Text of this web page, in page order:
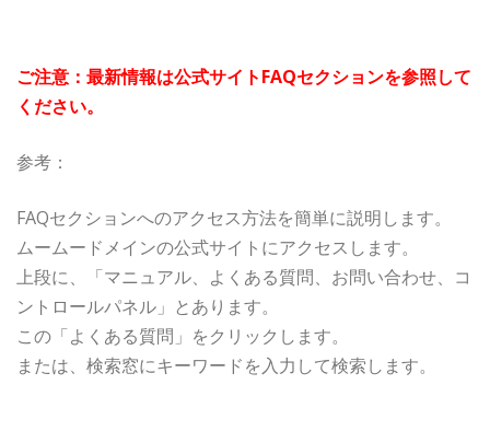
ご注意：最新情報は公式サイトFAQセクションを参照して
ください。
参考：
FAQセクションへのアクセス方法を簡単に説明します。
ムームードメインの公式サイトにアクセスします。
上段に、「マニュアル、よくある質問、お問い合わせ、コ
ントロールパネル」とあります。
この「よくある質問」をクリックします。
または、検索窓にキーワードを入力して検索します。